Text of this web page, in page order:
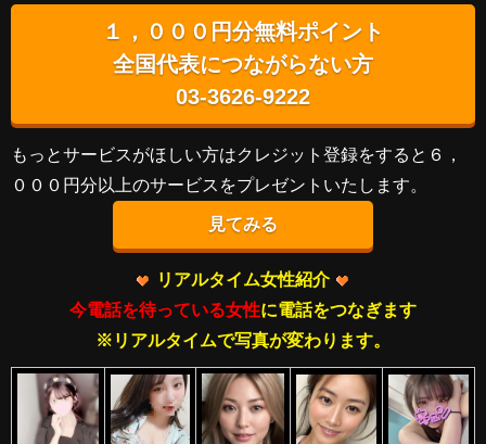
１，０００円分無料ポイント
全国代表につながらない方
03-3626-9222
もっとサービスがほしい方はクレジット登録をすると６，
０００円分以上のサービスをプレゼントいたします。
見てみる
リアルタイム女性紹介
今電話を待っている女性に電話をつなぎます
※リアルタイムで写真が変わります。